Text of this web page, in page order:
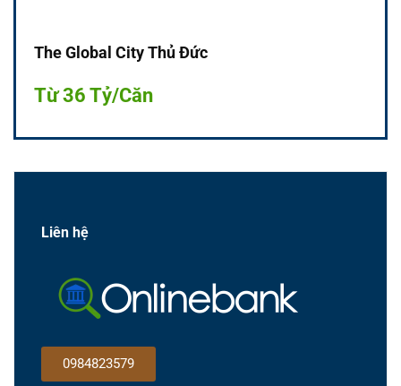
The Global City Thủ Đức
Từ 36 Tỷ/Căn
Liên hệ
0984823579